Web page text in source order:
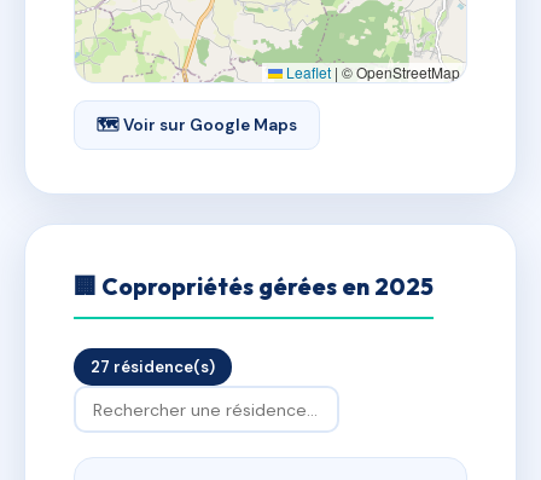
Leaflet | © OpenStreetMap
🗺 Voir sur Google Maps
🏢 Copropriétés gérées en 2025
27 résidence(s)